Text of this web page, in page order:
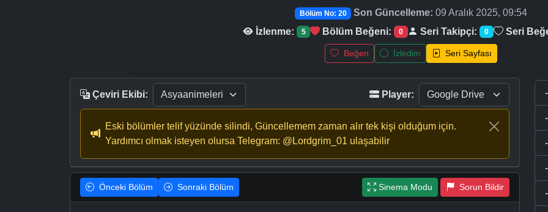
Bölüm No: 20 Son Güncelleme: 09 Aralık 2025, 09:54
İzlenme:
5 Bölüm Beğeni: 0 Seri Takipçi: 0 Seri
Beğen İzledim Seri Sayfası
Çeviri Ekibi: Player:
Eski bölümler telif yüzünde silindi, Güncellemem zaman alır tek kişi olduğum için.
Yardımcı olmak isteyen olursa Telegram: @Lordgrim_01 ulaşabilir
Önceki Bölüm Sonraki Bölüm Sinema Modu Sorun Bildir